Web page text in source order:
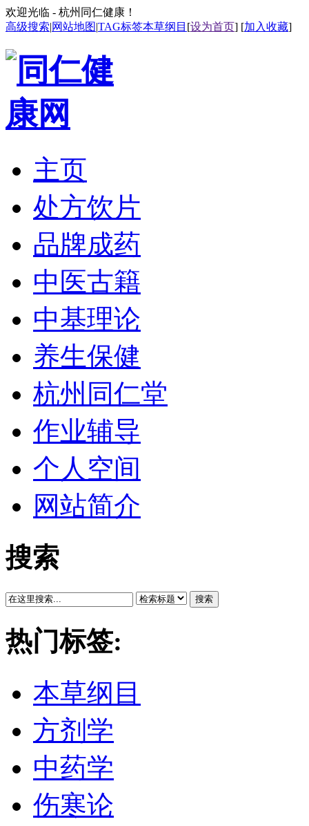
欢迎光临 - 杭州同仁健康！
高级搜索|网站地图|TAG标签本草纲目 [设为首页] [加入收藏]
主页
处方饮片
品牌成药
中医古籍
中基理论
养生保健
杭州同仁堂
作业辅导
个人空间
网站简介
搜索
搜索
热门标签:
本草纲目
方剂学
中药学
伤寒论